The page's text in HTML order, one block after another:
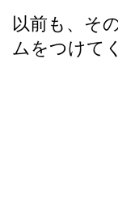
以前も、そ
ムをつけて